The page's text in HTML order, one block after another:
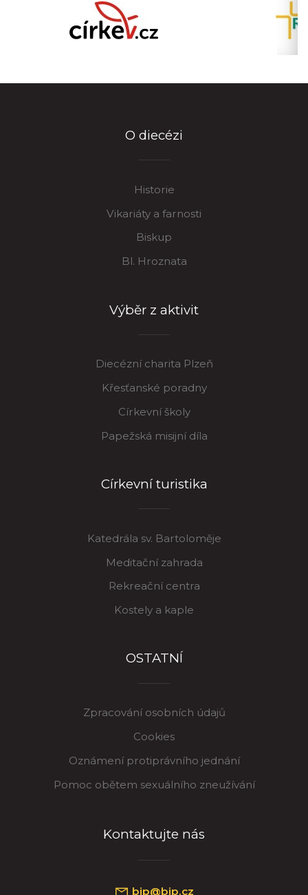
O diecézi
Historie
Vikariáty a farnosti
Biskup
Bl. Hroznata
Výběr z aktivit
Diecézní charita Plzeň
Křesťanské poradny
Církevní školy
Papežská misijní díla
Církevní turistika
Katedrála sv. Bartoloměje
Meditační zahrada
Rekreační centra
Kostely a kaple
OSTATNÍ
Zpracování osobních údajů
Cookies
Oznámení protiprávního jednání
Pomoc obětem sexuálního zneužívání
Kontaktujte nás
bip@bip.cz